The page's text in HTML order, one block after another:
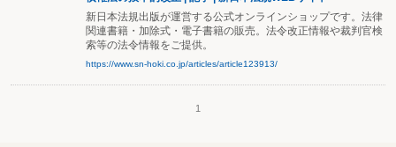
新日本法規出版が運営する公式オンラインショップです。法律
関連書籍・加除式・電子書籍の販売。法令改正情報や裁判官検
索等の法令情報をご提供。
https://www.sn-hoki.co.jp/articles/article123913/
1